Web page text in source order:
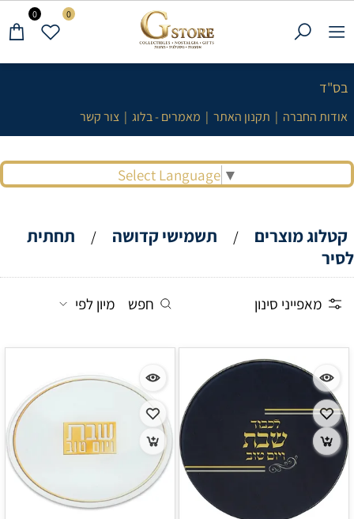
בס"ד
אודות החברה | תקנון האתר | מאמרים - בלוג | צור קשר
Select Language ▼
0 0
קטלוג מוצרים / תשמישי קדושה /
תחתית
לסיר
מאפייני סינון חפש מיון לפי